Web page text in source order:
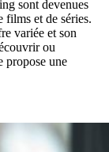
sont devenues
films et de séries.
variée et son
ou
propose une